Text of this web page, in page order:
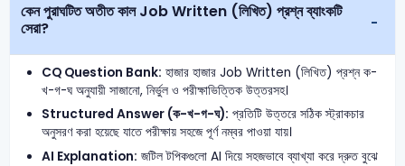
কেন পুরাঘটিত অতীত কাল Job Written (লিখিত) প্রশ্ন ব্যাংকটি
সেরা?
CQ Question Bank: হাজার হাজার Job Written (লিখিত) প্রশ্ন ক-
খ-গ-ঘ অনুযায়ী সাজানো, নির্ভুল ও পরীক্ষাভিত্তিক উত্তরসহ।
Structured Answer (ক-খ-গ-ঘ): প্রতিটি উত্তরে সঠিক স্ট্রাকচার
অনুসরণ করা হয়েছে যাতে পরীক্ষায় সহজে পূর্ণ নম্বর পাওয়া যায়।
AI Explanation: জটিল টপিকগুলো AI দিয়ে সহজভাবে ব্যাখ্যা করে দ্রুত বুঝে